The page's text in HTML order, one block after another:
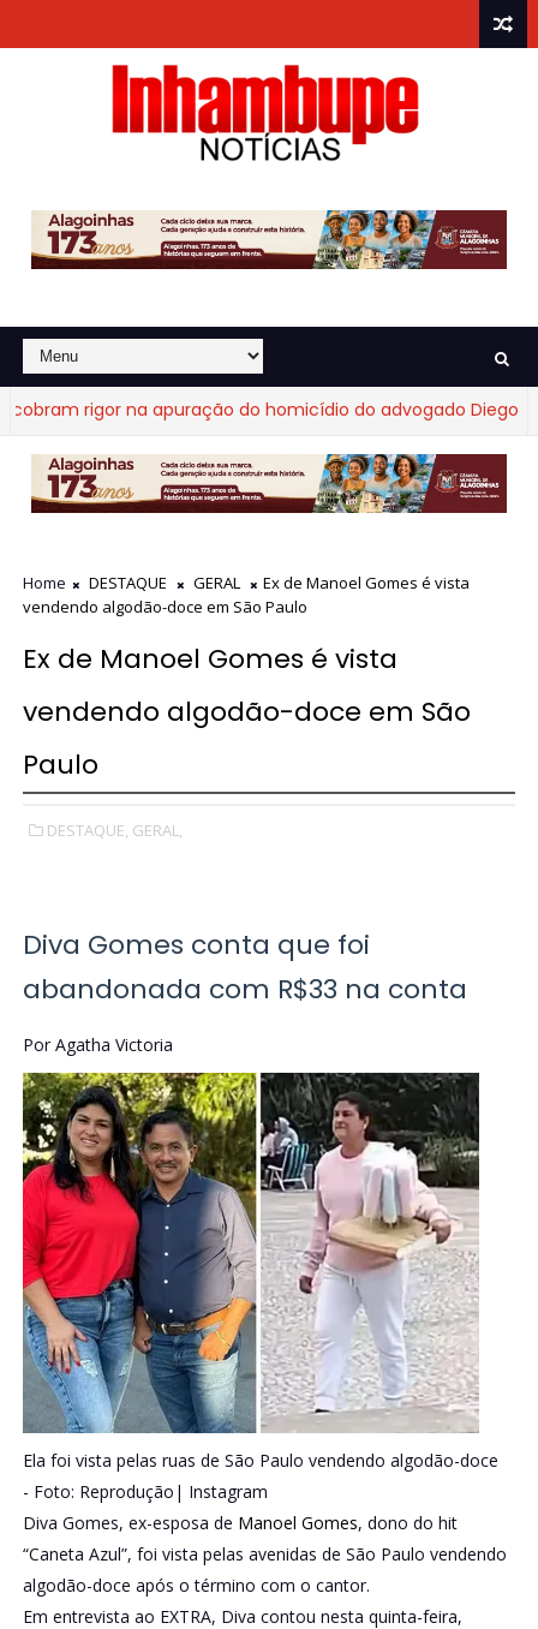
rigor na apuração do homicídio do advogado Diego
Home DESTAQUE GERAL
Ex de Manoel Gomes é vista
vendendo algodão-doce em São Paulo
Ex de Manoel Gomes é vista
vendendo algodão-doce em São
Paulo
DESTAQUE, GERAL,
Diva Gomes conta que foi
abandonada com R$33 na conta
Por Agatha Victoria
Ela foi vista pelas ruas de São Paulo vendendo algodão-doce
- Foto: Reprodução| Instagram
Diva Gomes, ex-esposa de Manoel Gomes, dono do hit
“Caneta Azul”, foi vista pelas avenidas de São Paulo vendendo
algodão-doce após o término com o cantor.
Em entrevista ao EXTRA, Diva contou nesta quinta-feira,